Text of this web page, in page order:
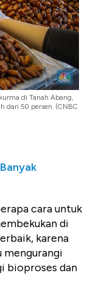
di Tanah Abang,
dari 50 persen. (CNBC
cara untuk
di
karena
mengurangi
bioproses dan